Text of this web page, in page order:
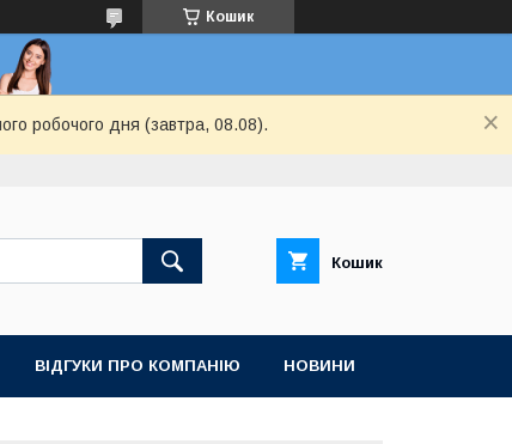
Кошик
робочого дня (завтра, 08.08).
Кошик
ВІДГУКИ ПРО КОМПАНІЮ НОВИНИ